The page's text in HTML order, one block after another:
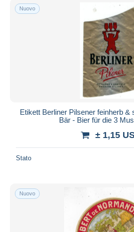
Nuovo
Etikett Berliner Pilsener feinherb &
Bär - Bier für die 3
± 1,15
Stato
Nuovo